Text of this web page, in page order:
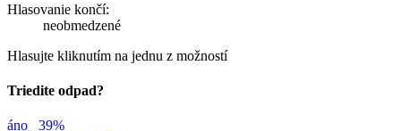
Hlasovanie končí:
neobmedzené
Hlasujte kliknutím na jednu z možností
Triedite odpad?
áno
39%